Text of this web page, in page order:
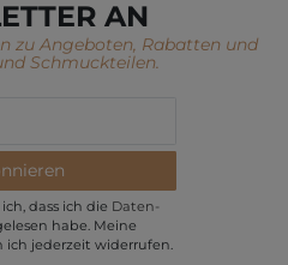
AN
zu Angeboten, Rabatten und
Schmuckteilen.
dass ich die Daten­
habe. Meine
ich jederzeit widerrufen.